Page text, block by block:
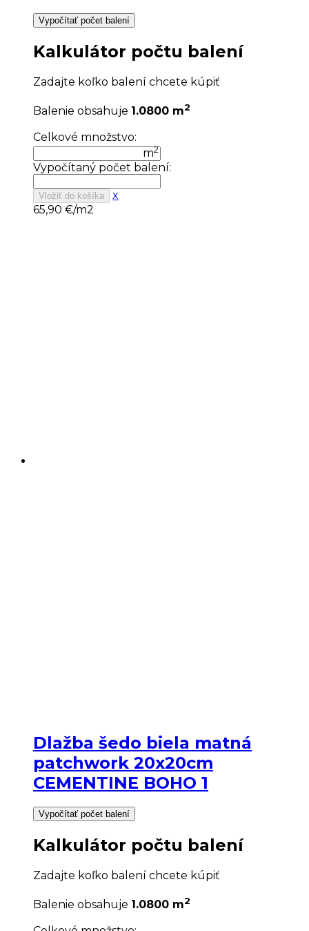
Vypočítať počet balení
Kalkulátor počtu balení
Zadajte koľko balení chcete kúpiť
Balenie obsahuje 1.0800 m2
Celkové množstvo:
m2
Vypočítaný počet balení:
Vložiť do košíka
x
65,90 €/m2
Dlažba šedo biela matná
patchwork 20x20cm
CEMENTINE BOHO 1
Vypočítať počet balení
Kalkulátor počtu balení
Zadajte koľko balení chcete kúpiť
Balenie obsahuje 1.0800 m2